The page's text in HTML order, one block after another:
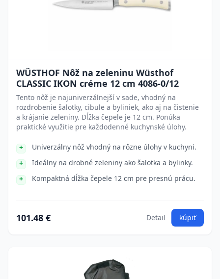
WÜSTHOF Nôž na zeleninu Wüsthof
CLASSIC IKON créme 12 cm 4086-0/12
Tento nôž je najuniverzálnejší v sade, vhodný na
rozdrobenie šalotky, cibule a byliniek, ako aj na čistenie
a krájanie zeleniny. Dĺžka čepele je 12 cm. Ponúka
praktické využitie pre každodenné kuchynské úlohy.
Univerzálny nôž vhodný na rôzne úlohy v kuchyni.
Ideálny na drobné zeleniny ako šalotka a bylinky.
Kompaktná dĺžka čepele 12 cm pre presnú prácu.
101.48 € Detail kúpiť